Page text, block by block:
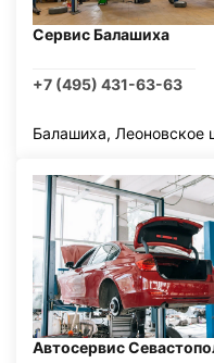
Сервис Балашиха
+7 (495) 431-63-63
Балашиха, Леоновское
Автосервис